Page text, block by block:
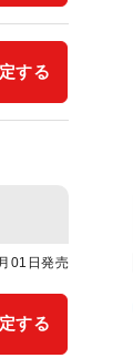
する
01日発売
する